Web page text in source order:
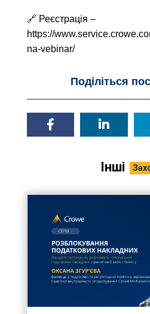
🔗 Реєстрація –
https://
na-vebinar/
Поділіться
Інші